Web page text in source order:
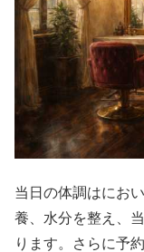
当日の体調はにお
養、水分を整え、
ります。さらに予